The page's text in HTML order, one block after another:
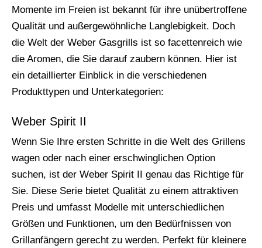
Momente im Freien ist bekannt für ihre unübertroffene
Qualität und außergewöhnliche Langlebigkeit. Doch
die Welt der Weber Gasgrills ist so facettenreich wie
die Aromen, die Sie darauf zaubern können. Hier ist
ein detaillierter Einblick in die verschiedenen
Produkttypen und Unterkategorien:
Weber Spirit II
Wenn Sie Ihre ersten Schritte in die Welt des Grillens
wagen oder nach einer erschwinglichen Option
suchen, ist der Weber Spirit II genau das Richtige für
Sie. Diese Serie bietet Qualität zu einem attraktiven
Preis und umfasst Modelle mit unterschiedlichen
Größen und Funktionen, um den Bedürfnissen von
Grillanfängern gerecht zu werden. Perfekt für kleinere